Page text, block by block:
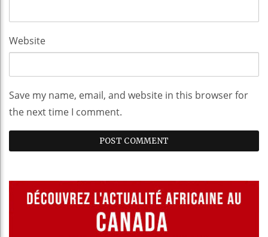
Website
Save my name, email, and website in this browser for
the next time I comment.